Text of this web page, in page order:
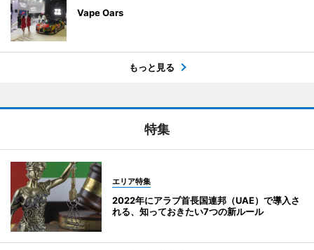
Vape Oars
もっと見る
特集
エリア特集
2022年にアラブ首長国連邦（UAE）で導入さ
れる、知っておきたい7つの新ルール